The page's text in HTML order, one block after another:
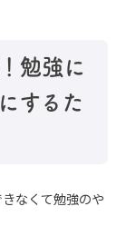
勉強に
するた
なくて勉強のや